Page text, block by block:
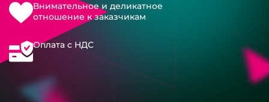
Внимательное и деликатное
отношение к заказчикам
Оплата с НДС